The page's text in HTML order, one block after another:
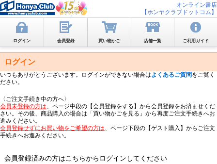
オンライン書店
【ホンヤクラブドットコム】
ログイン 会員登録 買い物かご 店舗一覧 ご利用ガイド
ログイン
いつもありがとうございます。ログインができない場合はよくあるご質問をご覧く
ださい。
〈ご注文手続き中の方へ〉
会員未登録の方は、ページ中段の【会員登録をする】から会員登録をお済ませくだ
さい。その後、商品購入の場合は「買い物かごを見る」から再度ご注文手続きへお
進みください。
会員登録せずにお買い物をご希望の方は、ページ下段の【ゲスト購入】からご注文
手続きへお進みください。
会員登録済みの方はこちらからログインしてください